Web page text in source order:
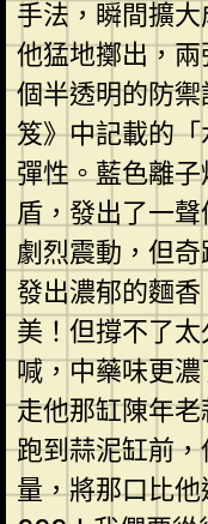
手法，瞬間擴
他猛地擲出，
個半透明的防
笈》中記載的
彈性。藍色離
盾，發出了一
劇烈震動，但
發出濃郁的麵
美！但撐不了
喊，中藥味更
走他那缸陳年
跑到蒜泥缸前
量，將那口比